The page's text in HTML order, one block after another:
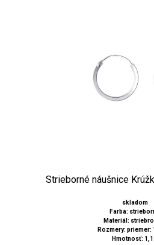
Strieborné náušnice
skladom
Farba:
Materiál:
Rozmery: priemer:
Hmotnosť: 1,1